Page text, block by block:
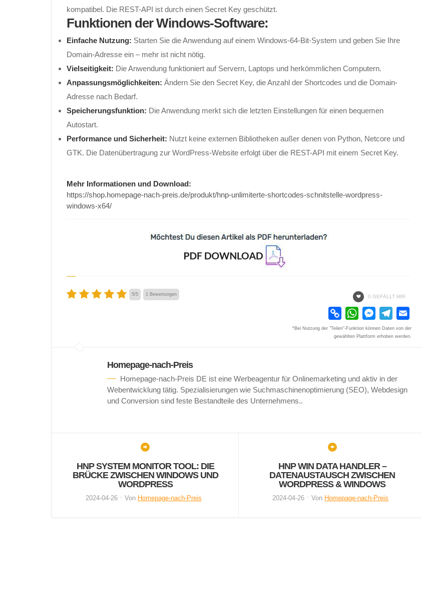
kompatibel. Die REST-API ist durch einen Secret Key geschützt.
Funktionen der Windows-Software:
Einfache Nutzung: Starten Sie die Anwendung auf einem Windows-64-Bit-System und geben Sie Ihre
Domain-Adresse ein – mehr ist nicht nötig.
Vielseitigkeit: Die Anwendung funktioniert auf Servern, Laptops und herkömmlichen Computern.
Anpassungsmöglichkeiten: Ändern Sie den Secret Key, die Anzahl der Shortcodes und die Domain-
Adresse nach Bedarf.
Speicherungsfunktion: Die Anwendung merkt sich die letzten Einstellungen für einen bequemen
Autostart.
Performance und Sicherheit: Nutzt keine externen Bibliotheken außer denen von Python, Netcore und
GTK. Die Datenübertragung zur WordPress-Website erfolgt über die REST-API mit einem Secret Key.
Mehr Informationen und Download:
https://shop.homepage-nach-preis.de/produkt/hnp-unlimiterte-shortcodes-schnitstelle-wordpress-
windows-x64/
5/5 1 Bewertungen 0 GEFÄLLT MIR
Copy
Link
WhatsAppMessenger
Telegram
*Bei Nutzung der "Teilen"-Funktion können Daten von der
gewählten Plattform erhoben werden.
Homepage-nach-Preis
Homepage-nach-Preis DE ist eine Werbeagentur für Onlinemarketing und aktiv in der
Webentwicklung tätig. Spezialisierungen wie Suchmaschinenoptimierung (SEO), Webdesign
und Conversion sind feste Bestandteile des Unternehmens..
HNP SYSTEM MONITOR TOOL: DIE
BRÜCKE ZWISCHEN WINDOWS UND
WORDPRESS
2024-04-26 Von Homepage-nach-Preis
HNP WIN DATA HANDLER –
DATENAUSTAUSCH ZWISCHEN
WORDPRESS & WINDOWS
2024-04-26 Von Homepage-nach-Preis